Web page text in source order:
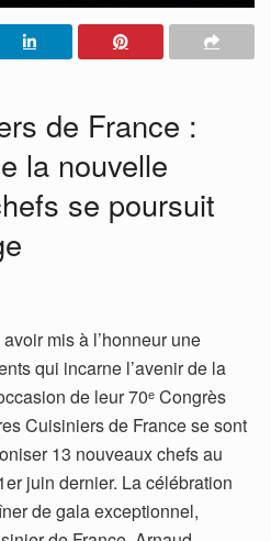
de France :
la nouvelle
se poursuit
mis à l’honneur une
qui incarne l’avenir de la
de leur 70ᵉ Congrès
Cuisiniers de France se sont
13 nouveaux chefs au
juin dernier. La célébration
de gala exceptionnel,